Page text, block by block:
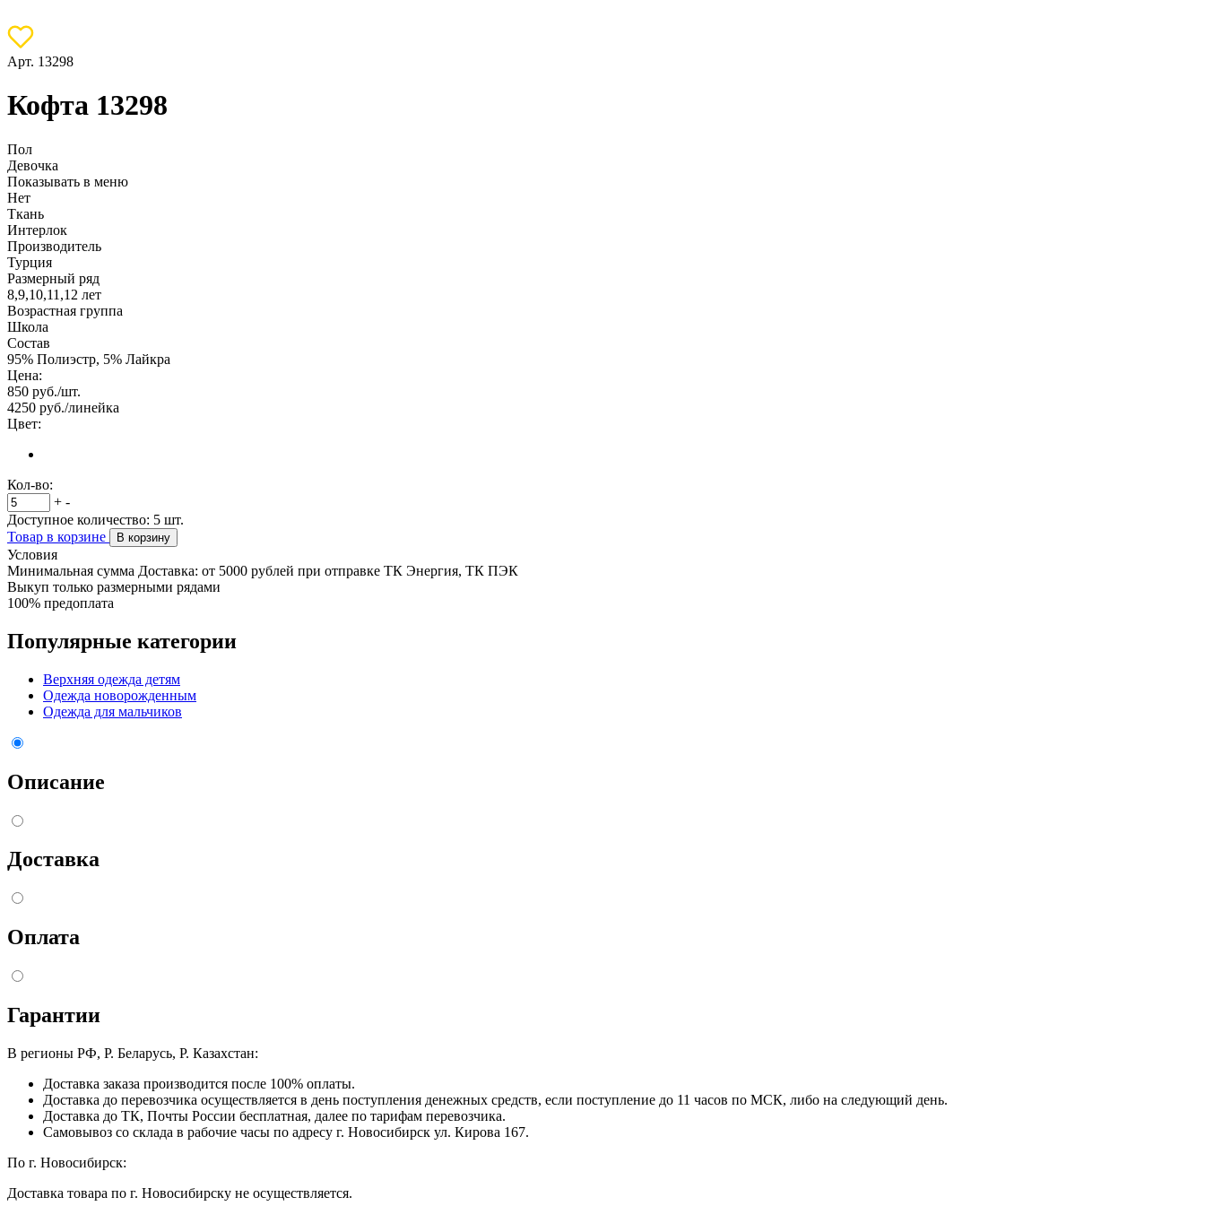
Арт. 13298
Кофта 13298
Пол
Девочка
Показывать в меню
Нет
Ткань
Интерлок
Производитель
Турция
Размерный ряд
8,9,10,11,12 лет
Возрастная группа
Школа
Состав
95% Полиэстр, 5% Лайкра
Цена:
850 руб./шт.
4250 руб./линейка
Цвет:
Кол-во:
+ -
Доступное количество: 5 шт.
Товар в корзине
В корзину
Условия
Минимальная сумма Доставка: от 5000 рублей при отправке ТК Энергия, ТК ПЭК
Выкуп только размерными рядами
100% предоплата
Популярные категории
Верхняя одежда детям
Одежда новорожденным
Одежда для мальчиков
Описание
Доставка
Оплата
Гарантии
В регионы РФ, Р. Беларусь, Р. Казахстан:
Доставка заказа производится после 100% оплаты.
Доставка до перевозчика осуществляется в день поступления денежных средств, если поступление до 11 часов по МСК, либо на следующий день.
Доставка до ТК, Почты России бесплатная, далее по тарифам перевозчика.
Самовывоз со склада в рабочие часы по адресу г. Новосибирск ул. Кирова 167.
По г. Новосибирск:
Доставка товара по г. Новосибирску не осуществляется.